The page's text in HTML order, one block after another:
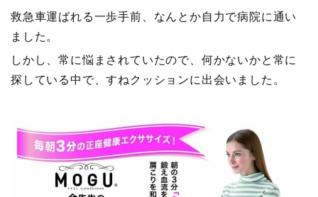
救急車運ばれる一歩手前、なんとか自力で病院に通い
ました。
しかし、常に悩まされていたので、何かないかと常に
探している中で、すねクッションに出会いました。